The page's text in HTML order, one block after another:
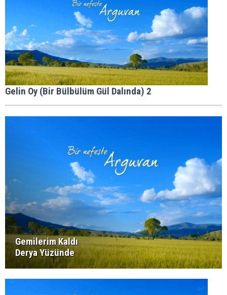
Gelin Oy (Bir Bülbülüm Gül Dalında) 2
Gemilerim Kaldı
Derya Yüzünde